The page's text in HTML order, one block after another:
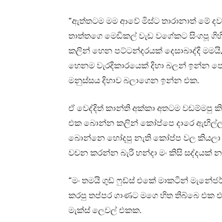
“ඇත්තටම මම ආවේ මිස්ට තාරානාත් මේ
තාත්තගෙ මෙඩිකල් වැඩ වගේකට සිංගපූ
කලින් හෙන පට්ටන්දරයක් දෙසාබාද්දි
හෙනම වැරදිකාරයෙක් දිහා බලන් ඉන්න
මනුස්සය දිහාව බලාගෙන ඉන්න එක.
ඒ වෙද්දිත් කාන්ති අක්කා අතටම වඩම්මපු
එක බොන්න කලින් කෝප්පෙ දාරෙ ඇඟිල්ල
බොන්නෙ හෝදපු නැති කෝප්ප වල කියලා
වචන කරන්න බැරි හන්දා මං කිසි සද්දයක්
“මං තමයි ගුඩ් ෆුඩ්ස් එකේ මාකටින්
කරපු තප්පර ගාණට මගෙ හිත තිබ්බෙ
මැක්ස් ලෙවල් එකක.